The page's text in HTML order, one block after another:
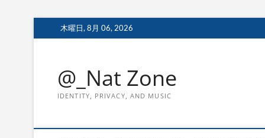
to
木曜日, 8月 06, 2026
@_Nat Zone
IDENTITY, PRIVACY, AND MUSIC